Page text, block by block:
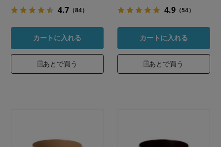
4.7 （84）
カートに入れる
あとで買う
4.9 （54）
カートに入れる
あとで買う